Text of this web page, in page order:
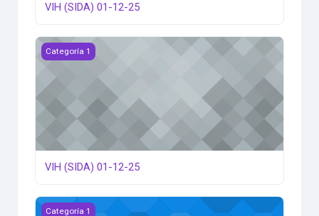
VIH (SIDA) 01-12-25
VIH (SIDA) 01-12-25
Categoría 1
VIH (SIDA) 01-12-25
Actualización en Enfermedades Cardiometabólicas y
Categoría 1